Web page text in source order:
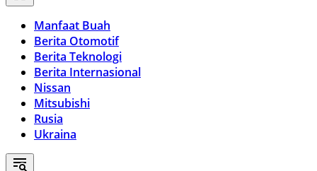
Manfaat Buah
Berita Otomotif
Berita Teknologi
Berita Internasional
Nissan
Mitsubishi
Rusia
Ukraina